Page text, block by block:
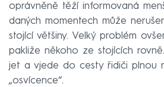
oprávněně těží informovaná
daných momentech může
stojící většiny. Velký problém
pakliže někoho ze stojících
jet a vjede do cesty řidiči plnou
„osvícence“.